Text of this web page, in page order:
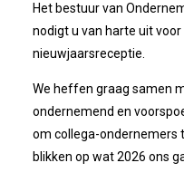
Het bestuur van
nodigt u van harte uit
nieuwjaarsreceptie.
We heffen graag samen
ondernemend en
om collega-ondernemers
blikken op wat 2026 ons